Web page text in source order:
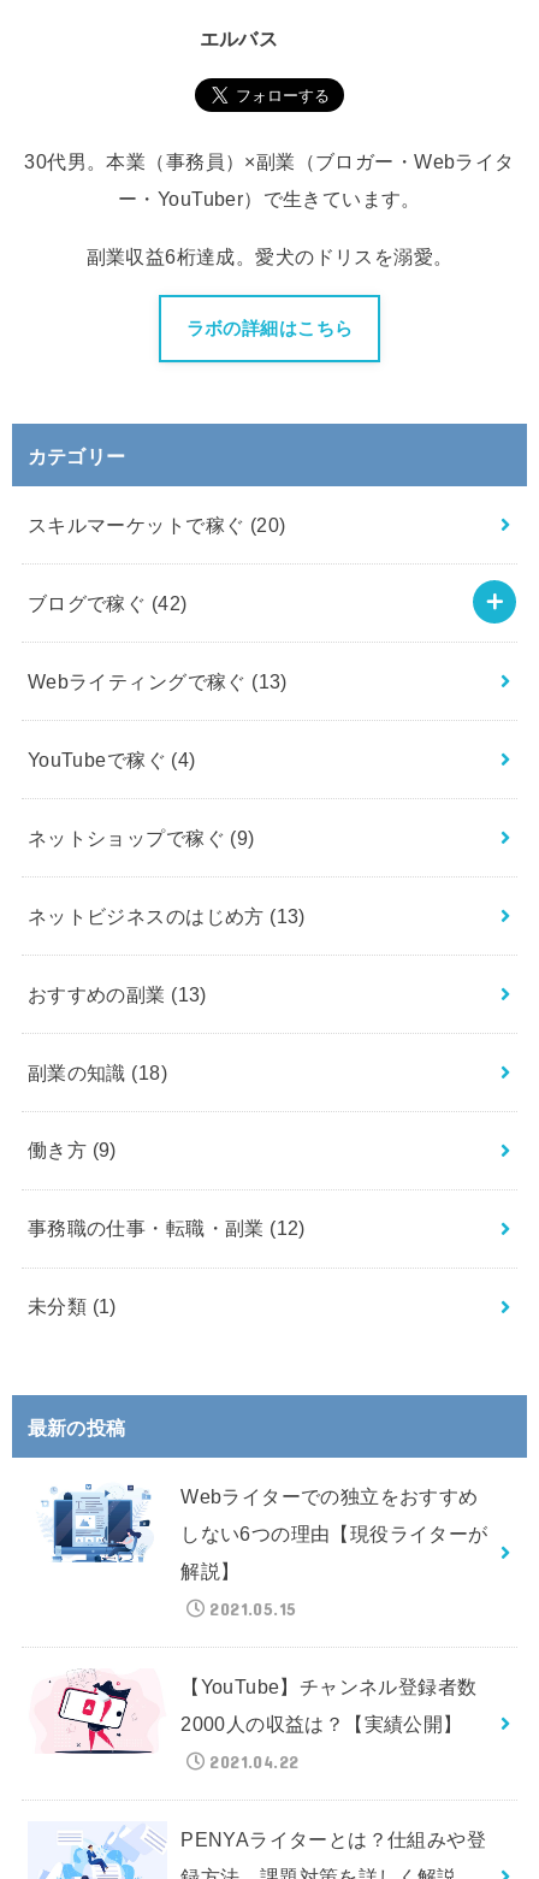
エルバス
30代男。本業（事務員）×副業（ブロガー・Webライタ
ー・YouTuber）で生きています。
副業収益6桁達成。愛犬のドリスを溺愛。
ラボの詳細はこちら
カテゴリー
スキルマーケットで稼ぐ (20)
ブログで稼ぐ (42)
Webライティングで稼ぐ (13)
YouTubeで稼ぐ (4)
ネットショップで稼ぐ (9)
ネットビジネスのはじめ方 (13)
おすすめの副業 (13)
副業の知識 (18)
働き方 (9)
事務職の仕事・転職・副業 (12)
未分類 (1)
最新の投稿
Webライターでの独立をおすすめ
しない6つの理由【現役ライターが
解説】
2021.05.15
【YouTube】チャンネル登録者数
2000人の収益は？【実績公開】
2021.04.22
PENYAライターとは？仕組みや登